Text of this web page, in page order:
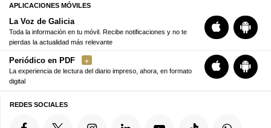
APLICACIONES MÓVILES
La Voz de Galicia
Toda la información en tu móvil. Recibe notificaciones y no te
pierdas la actualidad más relevante
Periódico en PDF
La experiencia de lectura del diario impreso, ahora, en formato
digital
REDES SOCIALES